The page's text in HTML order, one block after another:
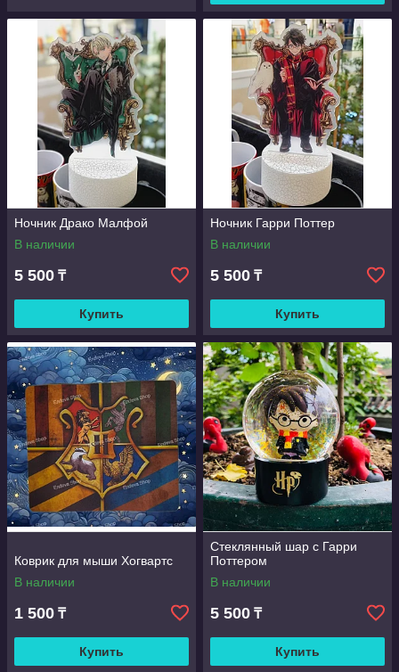
Ночник Драко Малфой
В наличии
5 500 ₸
Купить
Ночник Гарри Поттер
В наличии
5 500 ₸
Купить
Коврик для мыши Хогвартс
В наличии
1 500 ₸
Купить
Стеклянный шар с Гарри
Поттером
В наличии
5 500 ₸
Купить